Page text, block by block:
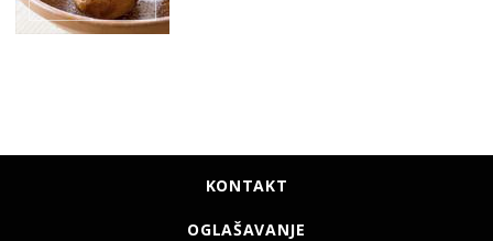
KONTAKT
OGLAŠAVANJE